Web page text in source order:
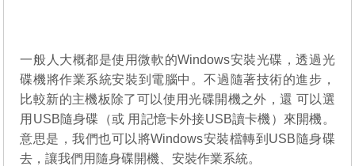
一般人大概都是使用微軟的Windows安裝光碟，透過光
碟機將作業系統安裝到電腦中。不過隨著技術的進步，
比較新的主機板除了可以使用光碟開機之外，還 可以選
用USB隨身碟（或 用記憶卡外接USB讀卡機）來開機。
意思是，我們也可以將Windows安裝檔轉到USB隨身碟
去，讓我們用隨身碟開機、安裝作業系統。